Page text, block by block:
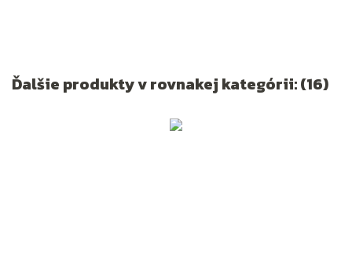
Ďalšie produkty v rovnakej kategórii: (16)